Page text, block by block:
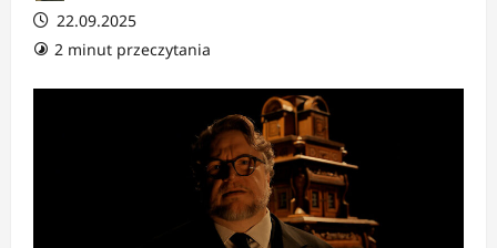
22.09.2025
2 minut przeczytania